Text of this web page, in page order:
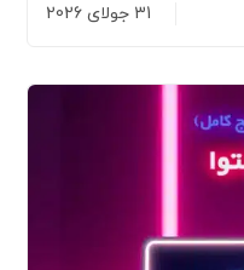
31 جولای 2026